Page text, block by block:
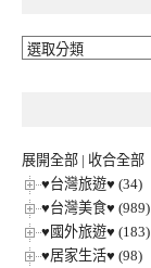
🔎
展開全部 | 收合全部
♥台灣旅遊♥ (34)
♥台灣美食♥ (989)
♥國外旅遊♥ (183)
♥居家生活♥ (98)